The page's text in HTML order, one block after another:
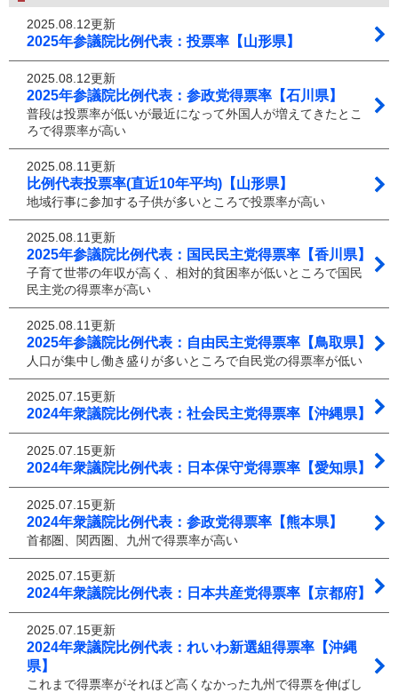
2025.08.12更新
2025年参議院比例代表：投票率【山形県】
2025.08.12更新
2025年参議院比例代表：参政党得票率【石川県】
普段は投票率が低いが最近になって外国人が増えてきたとこ
ろで得票率が高い
2025.08.11更新
比例代表投票率(直近10年平均)【山形県】
地域行事に参加する子供が多いところで投票率が高い
2025.08.11更新
2025年参議院比例代表：国民民主党得票率【香川県】
子育て世帯の年収が高く、相対的貧困率が低いところで国民
民主党の得票率が高い
2025.08.11更新
2025年参議院比例代表：自由民主党得票率【鳥取県】
人口が集中し働き盛りが多いところで自民党の得票率が低い
2025.07.15更新
2024年衆議院比例代表：社会民主党得票率【沖縄県】
2025.07.15更新
2024年衆議院比例代表：日本保守党得票率【愛知県】
2025.07.15更新
2024年衆議院比例代表：参政党得票率【熊本県】
首都圏、関西圏、九州で得票率が高い
2025.07.15更新
2024年衆議院比例代表：日本共産党得票率【京都府】
2025.07.15更新
2024年衆議院比例代表：れいわ新選組得票率【沖縄
県】
これまで得票率がそれほど高くなかった九州で得票を伸ばし